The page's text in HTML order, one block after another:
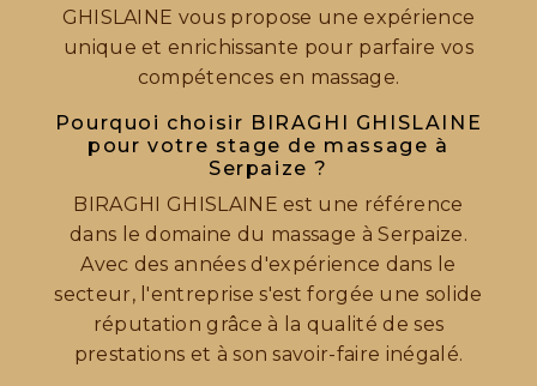
GHISLAINE vous propose une expérience
unique et enrichissante pour parfaire vos
compétences en massage.
Pourquoi choisir BIRAGHI GHISLAINE
pour votre stage de massage à
Serpaize ?
BIRAGHI GHISLAINE est une référence
dans le domaine du massage à Serpaize.
Avec des années d'expérience dans le
secteur, l'entreprise s'est forgée une solide
réputation grâce à la qualité de ses
prestations et à son savoir-faire inégalé.